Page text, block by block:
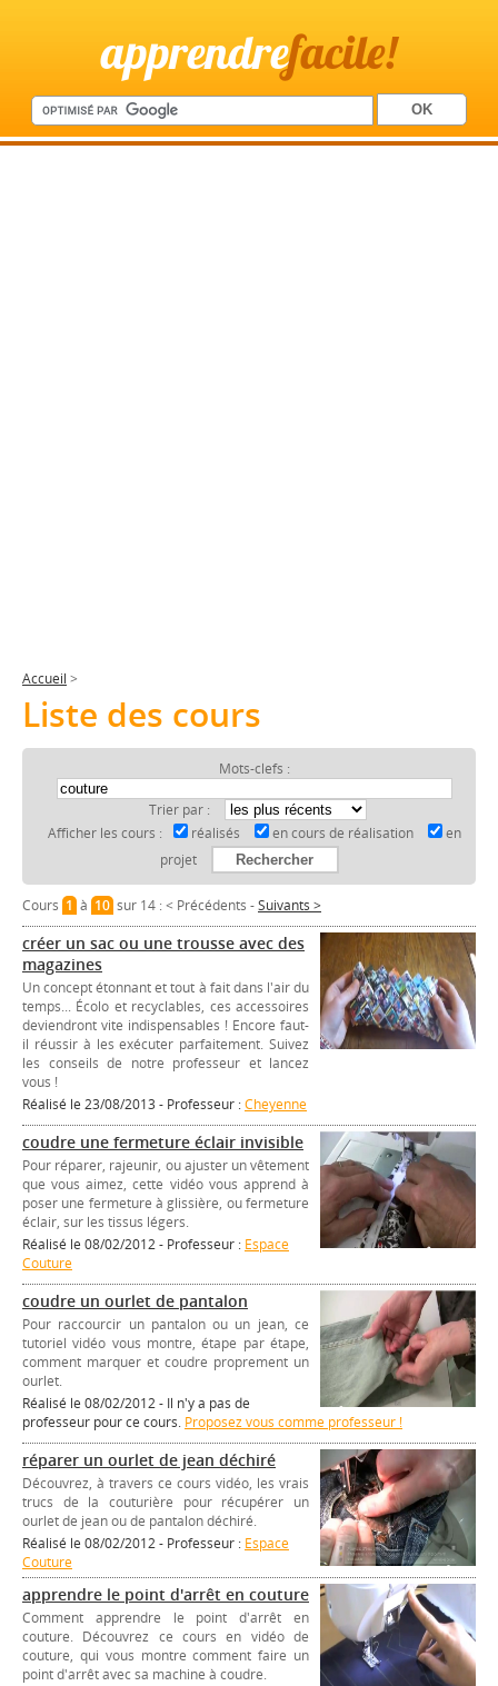
apprendrefacile!
Accueil >
Liste des cours
Mots-clefs :
Trier par :
Afficher les cours :
réalisés en cours de réalisation
en
projet
Cours 1à 10sur 14 :< Précédents -Suivants >
créer un sac ou une trousse avec des
magazines
Un concept étonnant et tout à fait dans l'air du
temps... Écolo et recyclables, ces accessoires
deviendront vite indispensables ! Encore faut-
il réussir à les exécuter parfaitement. Suivez
les conseils de notre professeur et lancez
vous !
Réalisé le 23/08/2013 - Professeur :Cheyenne
coudre une fermeture éclair invisible
Pour réparer, rajeunir, ou ajuster un vêtement
que vous aimez, cette vidéo vous apprend à
poser une fermeture à glissière, ou fermeture
éclair, sur les tissus légers.
Réalisé le 08/02/2012 - Professeur : Espace
Couture
coudre un ourlet de pantalon
Pour raccourcir un pantalon ou un jean, ce
tutoriel vidéo vous montre, étape par étape,
comment marquer et coudre proprement un
ourlet.
Réalisé le 08/02/2012 - Il n'y a pas de
professeur pour ce cours. Proposez vous comme professeur !
réparer un ourlet de jean déchiré
Découvrez, à travers ce cours vidéo, les vrais
trucs de la couturière pour récupérer un
ourlet de jean ou de pantalon déchiré.
Réalisé le 08/02/2012 - Professeur : Espace
Couture
apprendre le point d'arrêt en couture
Comment apprendre le point d'arrêt en
couture. Découvrez ce cours en vidéo de
couture, qui vous montre comment faire un
point d'arrêt avec sa machine à coudre.